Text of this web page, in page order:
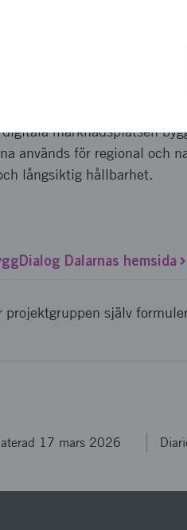
kommuner, akademi
marknadsplatsen
används för regional och
långsiktig hållbarhet.
Dalarnas hemsida
projektgruppen själv
17 mars 2026